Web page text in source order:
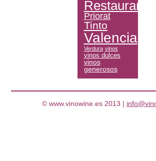
Priorat
Tinto
Valencia
Verdura vinos
vinos dulces
vinos
generosos
© www.vinowine.es 2013 |